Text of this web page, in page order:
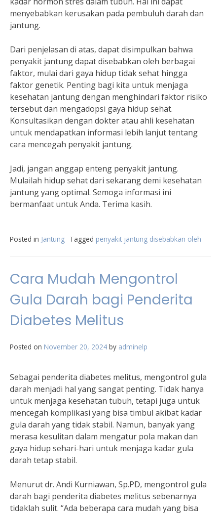
menyebabkan kerusakan pada pembuluh darah dan
jantung.
Dari penjelasan di atas, dapat disimpulkan bahwa
penyakit jantung dapat disebabkan oleh berbagai
faktor, mulai dari gaya hidup tidak sehat hingga
faktor genetik. Penting bagi kita untuk menjaga
kesehatan jantung dengan menghindari faktor risiko
tersebut dan mengadopsi gaya hidup sehat.
Konsultasikan dengan dokter atau ahli kesehatan
untuk mendapatkan informasi lebih lanjut tentang
cara mencegah penyakit jantung.
Jadi, jangan anggap enteng penyakit jantung.
Mulailah hidup sehat dari sekarang demi kesehatan
jantung yang optimal. Semoga informasi ini
bermanfaat untuk Anda. Terima kasih.
Posted in Jantung Tagged penyakit jantung disebabkan oleh
Cara Mudah Mengontrol
Gula Darah bagi Penderita
Diabetes Melitus
Posted on November 20, 2024 by adminelp
Sebagai penderita diabetes melitus, mengontrol gula
darah menjadi hal yang sangat penting. Tidak hanya
untuk menjaga kesehatan tubuh, tetapi juga untuk
mencegah komplikasi yang bisa timbul akibat kadar
gula darah yang tidak stabil. Namun, banyak yang
merasa kesulitan dalam mengatur pola makan dan
gaya hidup sehari-hari untuk menjaga kadar gula
darah tetap stabil.
Menurut dr. Andi Kurniawan, Sp.PD, mengontrol gula
darah bagi penderita diabetes melitus sebenarnya
tidaklah sulit. “Ada beberapa cara mudah yang bisa